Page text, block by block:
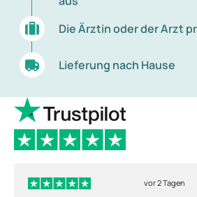
Die Ärztin oder der Arzt
Lieferung nach Hause
vor 2 Tagen